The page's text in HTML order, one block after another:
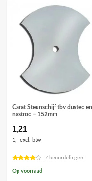
Carat Steunschijf tbv dustec en
nastroc – 152mm
1,21
1,- excl. btw
7 beoordelingen
Op voorraad